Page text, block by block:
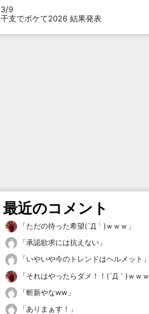
3/9
干支でボケて2026 結果発表
最近のコメント
「ただの待った希望(´Д｀)ｗｗｗ 」
「承認欲求には抗えない 」
「いやいや今のトレンドはヘルメット 」
「それはやったらダメ！！(´Д｀)ｗｗｗ
「斬新やなww 」
「ありまぁす！ 」